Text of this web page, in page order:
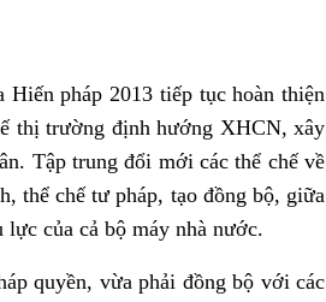
pháp 2013 tiếp tục hoàn thiện
thị trường định hướng XHCN, xây
Tập trung đổi mới các thể chế về
thể chế tư pháp, tạo đồng bộ, giữa
lực của cả bộ máy nhà nước.
quyền, vừa phải đồng bộ với các